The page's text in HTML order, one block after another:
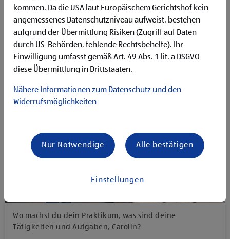
Headquarters in Sattledt wurde diese Erinnerung mit einem
gemeinsamen Gruppenfoto festgehalten. Im Anschluss an
das Gruppenfoto gab uns Carolin ein kurzes Interview. Darin
verrät sie mehr über ihre Zeit und ihre Tätigkeiten im
Praktikum bei HOFER.
Wo machst du dein Praktikum, was sind deine
Tätigkeiten und Aufgaben, Carolin?
kommen. Da die USA laut Europäischem Gerichtshof kein
angemessenes Datenschutzniveau aufweist, bestehen
aufgrund der Übermittlung Risiken (Zugriff auf Daten
durch US-Behörden, fehlende Rechtsbehelfe). Ihr
Einwilligung umfasst gemäß Art. 49 Abs. 1 lit. a DSGVO
diese Übermittlung in Drittstaaten.
Nähere Informationen zum Datenschutz und den
Widerrufsmöglichkeiten
Einstellungen
Nur Notwendige Alle bestätigen